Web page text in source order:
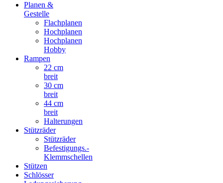
Planen &
Gestelle
Flachplanen
Hochplanen
Hochplanen
Hobby
Rampen
22 cm
breit
30 cm
breit
44 cm
breit
Halterungen
Stützräder
Stützräder
Befestigungs.-
Klemmschellen
Stützen
Schlösser